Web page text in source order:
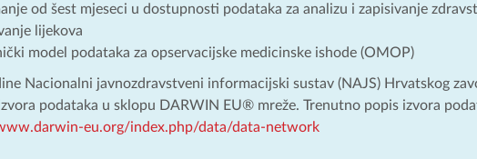
od šest mjeseci u dostupnosti podataka za analizu i zapisivanje
lijekova
model podataka za opservacijske medicinske ishode (OMOP)
Nacionalni javnozdravstveni informacijski sustav (NAJS) Hrvatskog
podataka u sklopu DARWIN EU® mreže. Trenutno popis izvora
eu.org/index.php/data/data-network